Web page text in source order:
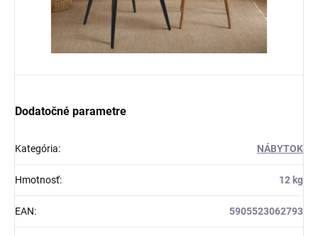
Dodatočné parametre
Kategória: NÁBYTOK
Hmotnosť: 12 kg
EAN: 5905523062793